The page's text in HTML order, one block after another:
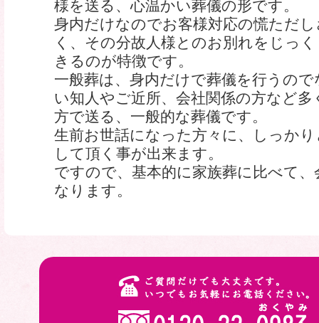
様を送る、心温かい葬儀の形です。
身内だけなのでお客様対応の慌ただ
く、その分故人様とのお別れをじっ
きるのが特徴です。
一般葬は、身内だけで葬儀を行うの
い知人やご近所、会社関係の方など多
方で送る、一般的な葬儀です。
生前お世話になった方々に、しっか
して頂く事が出来ます。
ですので、基本的に家族葬に比べて、
なります。